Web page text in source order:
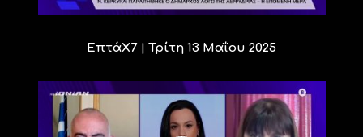
ΕπτάΧ7 | Τρίτη 13 Μαΐου 2025